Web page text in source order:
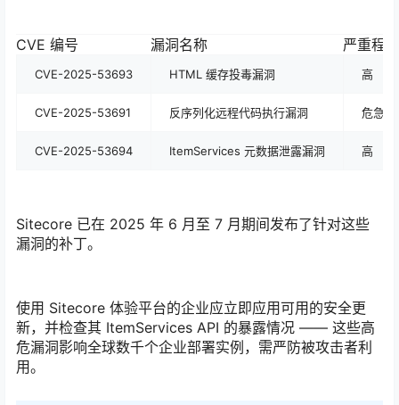
CVE 编号 漏洞名称 严重程度
CVE-2025-53693 HTML 缓存投毒漏洞 高
CVE-2025-53691 反序列化远程代码执行漏洞 危急
CVE-2025-53694 ItemServices 元数据泄露漏洞 高
Sitecore 已在 2025 年 6 月至 7 月期间发布了针对这些
漏洞的补丁。
使用 Sitecore 体验平台的企业应立即应用可用的安全更
新，并检查其 ItemServices API 的暴露情况 —— 这些高
危漏洞影响全球数千个企业部署实例，需严防被攻击者利
用。